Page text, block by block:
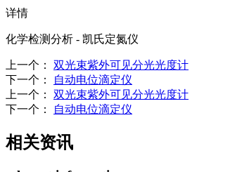
详情
化学检测分析 - 凯氏定氮仪
上一个 ：
双光束紫外可见分光光度计
下一个 ：
自动电位滴定仪
上一个 ：
双光束紫外可见分光光度计
下一个 ： 自动电位滴定仪
相关资讯